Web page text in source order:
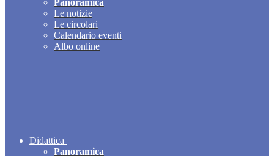
Panoramica
Le notizie
Le circolari
Calendario eventi
Albo online
Didattica
Panoramica